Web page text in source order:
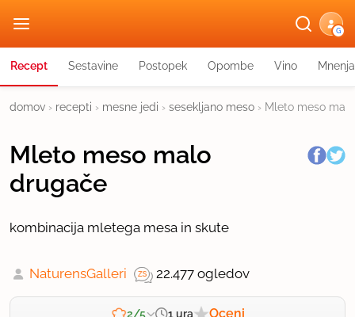
G
Recept Sestavine Postopek Opombe Vino Mnenja
domov › recepti › mesne jedi › sesekljano meso › Mleto meso
Mleto meso malo
drugače
kombinacija mletega mesa in skute
NaturensGalleri 22.477 ogledov
2/5 1 ura Oceni